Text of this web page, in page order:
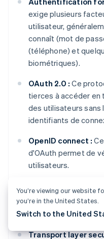
exige plusieurs
utilisateur,
connaît (mot de
(téléphone) et
biométriques).
OAuth 2.0 : Ce
tierces à accéder
des utilisateurs sans
identifiants de
OpenID connect :
d'OAuth permet de
utilisateurs.
Chiffrement
Transport layer
You’re viewing our website
you’re in the United States.
Switch to the United